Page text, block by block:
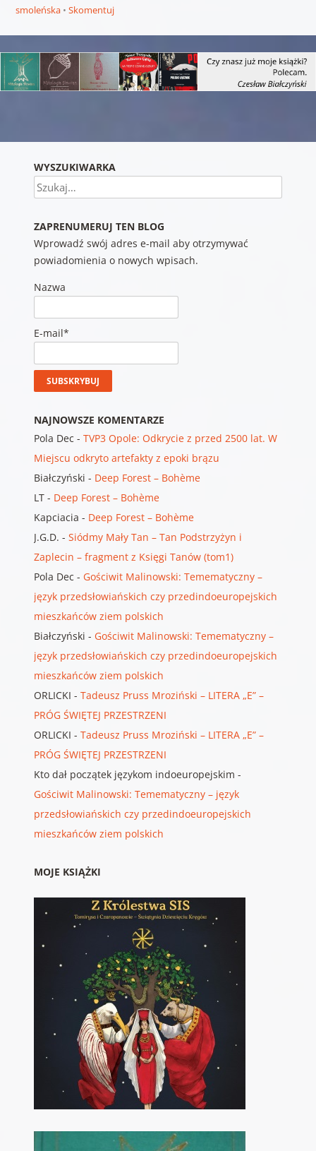
smoleńska
Skomentuj
WYSZUKIWARKA
Szukaj
ZAPRENUMERUJ TEN BLOG
Wprowadź swój adres e-mail aby otrzymywać
powiadomienia o nowych wpisach.
Nazwa
E-mail*
NAJNOWSZE KOMENTARZE
Pola Dec - TVP3 Opole: Odkrycie z przed 2500 lat. W
Miejscu odkryto artefakty z epoki brązu
Białczyński - Deep Forest – Bohème
LT- Deep Forest – Bohème
Kapciacia - Deep Forest – Bohème
J.G.D. - Siódmy Mały Tan – Tan Podstrzyżyn i
Zaplecin – fragment z Księgi Tanów (tom1)
Pola Dec - Gościwit Malinowski: Temematyczny –
język przedsłowiańskich czy przedindoeuropejskich
mieszkańców ziem polskich
Białczyński - Gościwit Malinowski: Temematyczny –
język przedsłowiańskich czy przedindoeuropejskich
mieszkańców ziem polskich
ORLICKI - Tadeusz Pruss Mroziński – LITERA „E” –
PRÓG ŚWIĘTEJ PRZESTRZENI
ORLICKI - Tadeusz Pruss Mroziński – LITERA „E” –
PRÓG ŚWIĘTEJ PRZESTRZENI
Kto dał początek językom indoeuropejskim -
Gościwit Malinowski: Temematyczny – język
przedsłowiańskich czy przedindoeuropejskich
mieszkańców ziem polskich
MOJE KSIĄŻKI